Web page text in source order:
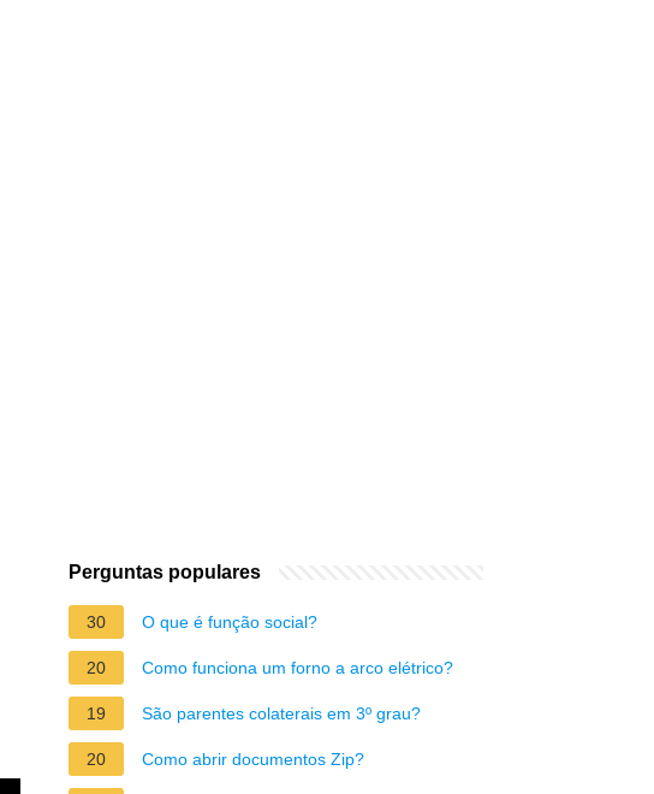
Perguntas populares
30 O que é função social?
20 Como funciona um forno a arco elétrico?
19 São parentes colaterais em 3º grau?
20 Como abrir documentos Zip?